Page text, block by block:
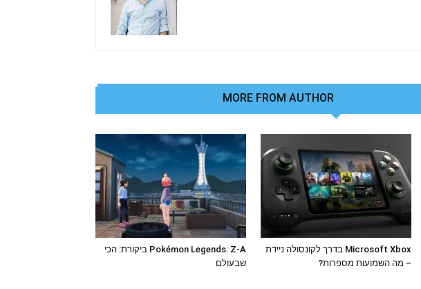
MORE FROM AUTHOR
Pokémon Legends: Z-A ביקורת: הכי
שבעולם
Microsoft Xbox בדרך לקונסולה ניידת
– מה השמועות מספרות?